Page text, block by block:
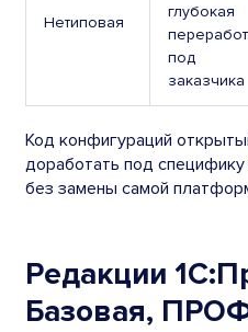
Нетиповая
глубокая
под
заказчика
Код конфигураций
доработать под
без замены самой
Редакции
Базовая,